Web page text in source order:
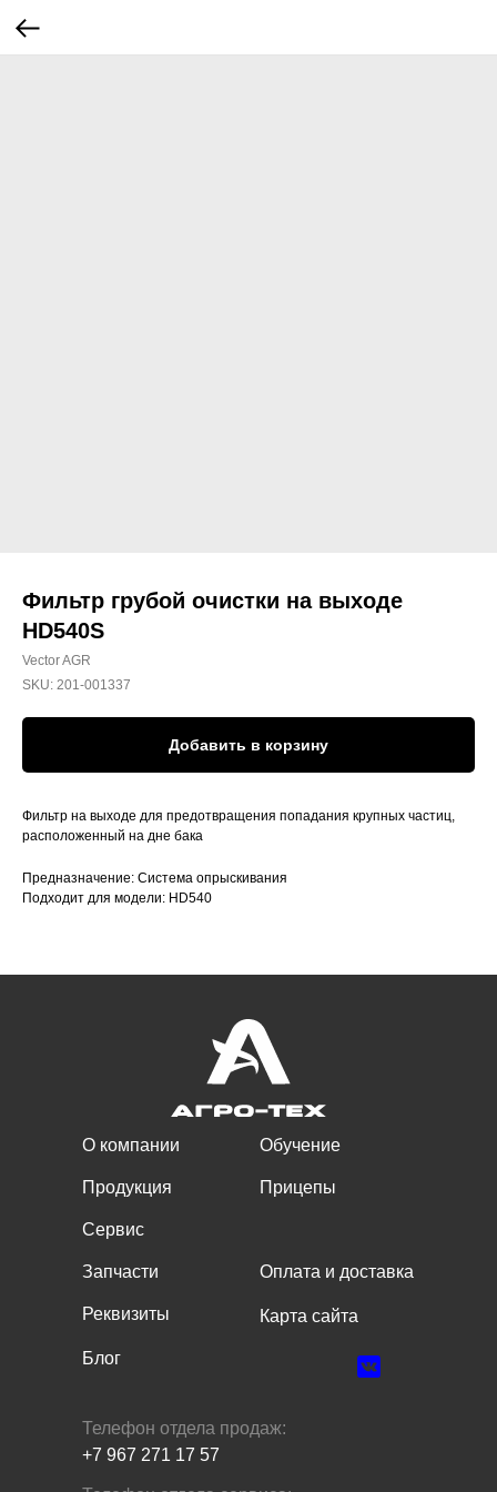
Фильтр грубой очистки на выходе
HD540S
Vector AGR
SKU: 201-001337
Добавить в корзину
Фильтр на выходе для предотвращения попадания крупных частиц,
расположенный на дне бака
Предназначение: Система опрыскивания
Подходит для модели: HD540
О компании
Продукция
Сервис
Реквизиты
Блог
Запчасти
Обучение
Прицепы
Оплата и доставка
Карта сайта
Телефон отдела продаж:
+7 967 271 17 57